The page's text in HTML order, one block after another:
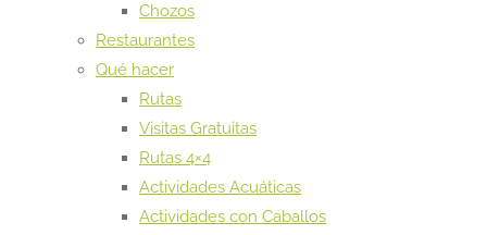
Chozos
Restaurantes
Qué hacer
Rutas
Visitas Gratuitas
Rutas 4×4
Actividades Acuáticas
Actividades con Caballos